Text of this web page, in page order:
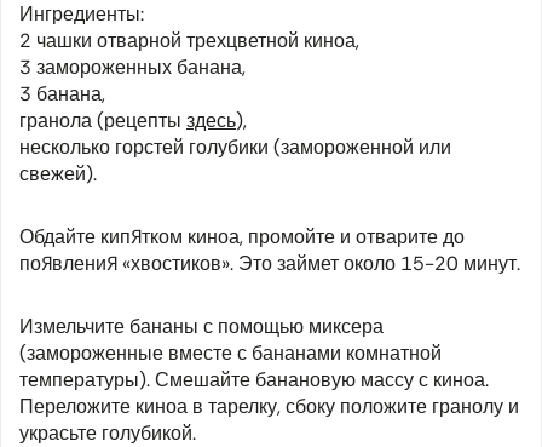
Ингредиенты:
2 чашки отварной трехцветной киноа,
3 замороженных банана,
3 банана,
гранола (рецепты здесь),
несколько горстей голубики (замороженной или
свежей).
Обдайте кипятком киноа, промойте и отварите до
появления «хвостиков». Это займет около 15-20 минут.
Измельчите бананы с помощью миксера
(замороженные вместе с бананами комнатной
температуры). Смешайте банановую массу с киноа.
Переложите киноа в тарелку, сбоку положите гранолу и
украсьте голубикой.